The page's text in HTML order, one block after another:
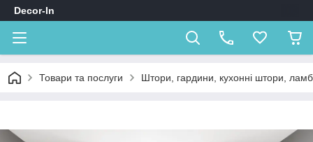
Decor-In
Товари та послуги Штори, гардини, кухонні штори,